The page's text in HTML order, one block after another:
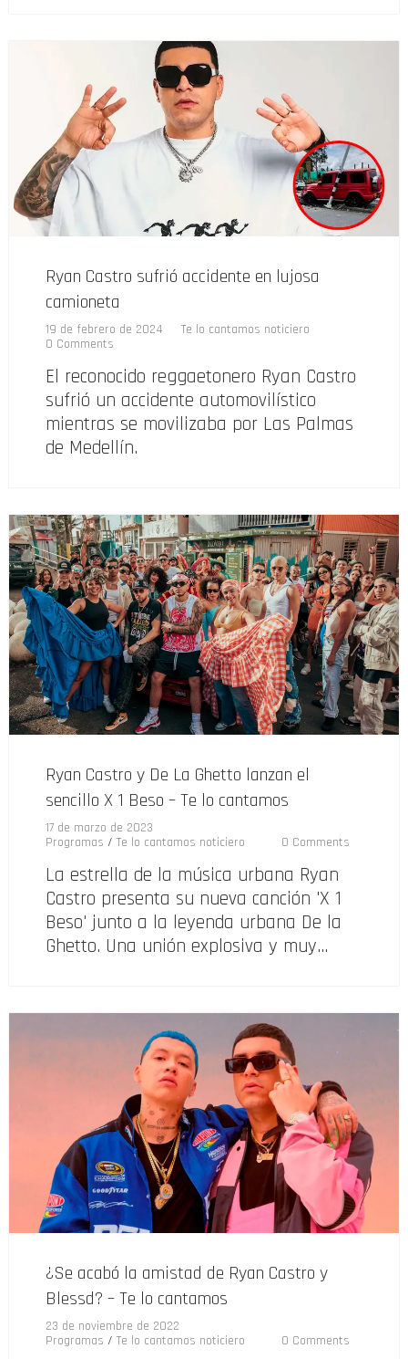
Ryan Castro sufrió accidente en lujosa
camioneta
19 de febrero de 2024
Te lo cantamos noticiero
0 Comments
El reconocido reggaetonero Ryan Castro
sufrió un accidente automovilístico
mientras se movilizaba por Las Palmas
de Medellín.
Ryan Castro y De La Ghetto lanzan el
sencillo X 1 Beso – Te lo cantamos
17 de marzo de 2023
Programas / Te lo cantamos noticiero 0 Comments
La estrella de la música urbana Ryan
Castro presenta su nueva canción 'X 1
Beso' junto a la leyenda urbana De la
Ghetto. Una unión explosiva y muy…
¿Se acabó la amistad de Ryan Castro y
Blessd? – Te lo cantamos
23 de noviembre de 2022
Programas / Te lo cantamos noticiero 0 Comments